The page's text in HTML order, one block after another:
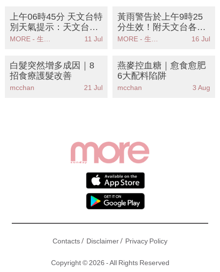
上午06時45分 天文台特
別天氣提示：天文台發
出酷熱天氣警告市民需
11 Jul
黃雨警告於上午9時25
分生效！附天文台各區
雨量分佈圖
16 Jul
白髮突然增多成因｜8
招食療護髮改善
mcchan 21 Jul
燕麥控血糖｜愈食愈肥
6大配料陷阱
mcchan 3 Aug
Contacts/ Disclaimer/ Privacy Policy
Copyright © 2026 - All Rights Reserved